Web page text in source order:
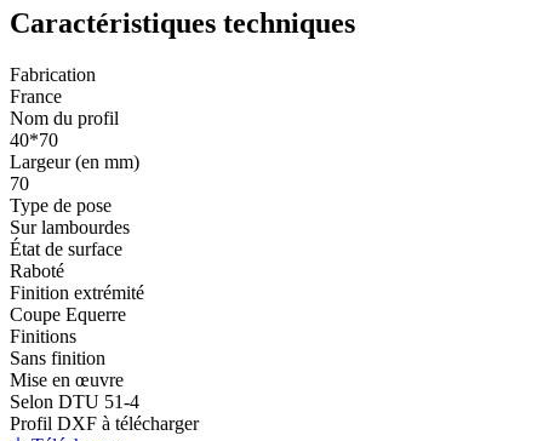
Caractéristiques techniques
Fabrication
France
Nom du profil
40*70
Largeur (en mm)
70
Type de pose
Sur lambourdes
État de surface
Raboté
Finition extrémité
Coupe Equerre
Finitions
Sans finition
Mise en œuvre
Selon DTU 51-4
Profil DXF à télécharger